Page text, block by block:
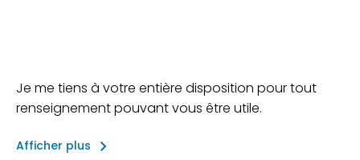
Je me tiens à votre entière disposition pour tout
renseignement pouvant vous être utile.
Afficher plus
keyboard_arrow_right